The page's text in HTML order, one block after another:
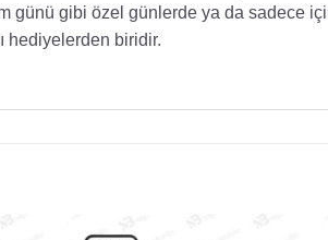
günü gibi özel günlerde ya da sadece
hediyelerden biridir.